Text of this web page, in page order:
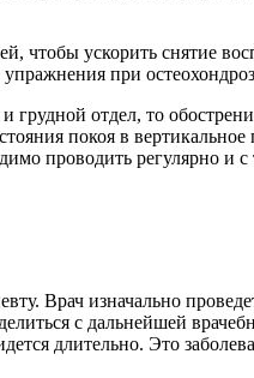
чтобы ускорить снятие
при
отдел, то
покоя в
проводить регулярно
Врач изначально
с дальнейшей
длительно. Это